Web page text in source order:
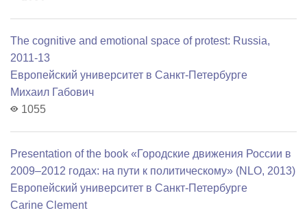
The cognitive and emotional space of protest: Russia,
2011-13
Европейский университет в Санкт-Петербурге
Михаил Габович
1055
Presentation of the book «Городские движения России в
2009–2012 годах: на пути к политическому» (NLO, 2013)
Европейский университет в Санкт-Петербурге
Carine Clement